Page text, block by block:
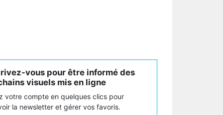
vous pour être informé des
visuels mis en ligne
votre compte en quelques clics pour
la newsletter et gérer vos favoris.